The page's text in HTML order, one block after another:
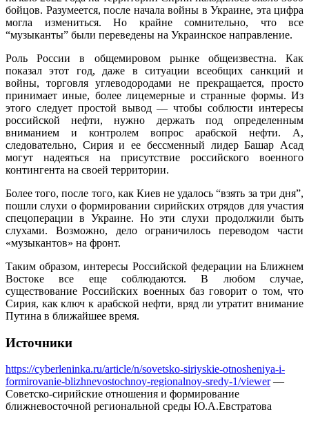
бойцов. Разумеется, после начала войны в Украине, эта цифра
могла измениться. Но крайне сомнительно, что все
“музыканты” были переведены на Украинское направление.
Роль России в общемировом рынке общеизвестна. Как
показал этот год, даже в ситуации всеобщих санкций и
войны, торговля углеводородами не прекращается, просто
принимает иные, более лицемерные и странные формы. Из
этого следует простой вывод — чтобы соблюсти интересы
российской нефти, нужно держать под определенным
вниманием и контролем вопрос арабской нефти. А,
следовательно, Сирия и ее бессменный лидер Башар Асад
могут надеяться на присутствие российского военного
контингента на своей территории.
Более того, после того, как Киев не удалось “взять за три дня”,
пошли слухи о формировании сирийских отрядов для участия
спецоперации в Украине. Но эти слухи продолжили быть
слухами. Возможно, дело ограничилось переводом части
«музыкантов» на фронт.
Таким образом, интересы Российской федерации на Ближнем
Востоке все еще соблюдаются. В любом случае,
существование Российских военных баз говорит о том, что
Сирия, как ключ к арабской нефти, вряд ли утратит внимание
Путина в ближайшее время.
Источники
https://cyberleninka.ru/article/n/sovetsko-siriyskie-otnosheniya-i-
formirovanie-blizhnevostochnoy-regionalnoy-sredy-1/viewer—
Советско-сирийские отношения и формирование
ближневосточной региональной среды Ю.А.Евстратова